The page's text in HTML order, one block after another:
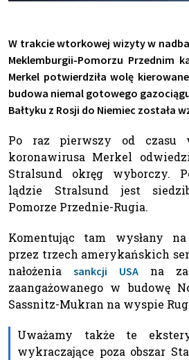
W trakcie wtorkowej wizyty w
Meklemburgii-Pomorzu Przednim
Merkel potwierdziła wolę
budowa niemal gotowego
Bałtyku z Rosji do Niemiec została
Po raz pierwszy od czasu
koronawirusa Merkel
Stralsund okręg wyborczy.
lądzie Stralsund jest
Pomorze Przednie-Rugia.
Komentując tam wysłany
przez trzech amerykańskich
nałożeniasankcji USAna
zaangażowanego w budowę
Sassnitz-Mukran na wyspie
Uważamy także te
wykraczające poza obszar